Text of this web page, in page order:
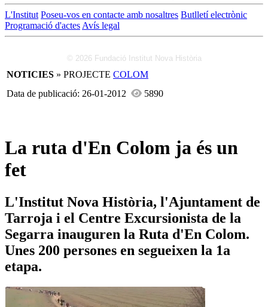
L'Institut Poseu-vos en contacte amb nosaltres Butlletí electrònic
Programació d'actes Avís legal
© 2026 Fundació Institut Nova Història
NOTICIES » PROJECTE COLOM
Data de publicació: 26-01-2012
5890
La ruta d'En Colom ja és un
fet
L'Institut Nova Història, l'Ajuntament de
Tarroja i el Centre Excursionista de la
Segarra inauguren la Ruta d'En Colom.
Unes 200 persones en segueixen la 1a
etapa.